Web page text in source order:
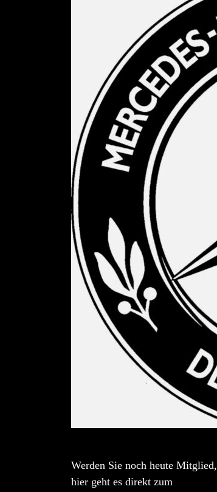
Werden Sie noch heute Mitglied,
hier geht es direkt zum